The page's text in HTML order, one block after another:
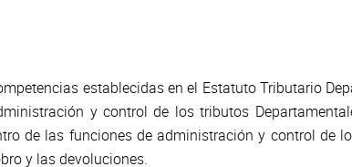
establecidas en el Estatuto Tributario
y control de los tributos
de las funciones de administración y control de
y las devoluciones.